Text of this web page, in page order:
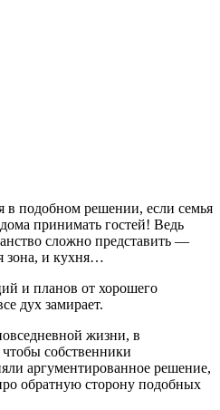
в подобном решении, если семья
принимать гостей! Ведь
сложно представить —
зона, и кухня…
и планов от хорошего
дух замирает.
жизни, в
собственники
аргументированное решение,
обратную сторону подобных